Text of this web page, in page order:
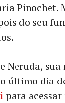
Pinochet.
do seu
Neruda,
último dia
para